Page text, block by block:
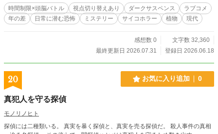
体事件』に関わる動画だった。 天才作家は花の知識で推察を
語り、担当編集は石の知識で状況を把握する。 その果てに、
明かされる残酷で儚い物語とは――。 時間制限×頭脳バトル
時間制限×頭脳バトル 視点切り替えあり ダークサスペンス
ラブコメ
年の差
日常に潜む恐怖 ミステリー サイコホラー 植物 現代
感想数 0
文字数 32,360
最終更新日 2026.07.31
登録日 2026.06.18
20 お気に入り追加 0
真犯人を守る探偵
モノリノヒト
探偵には二種類いる。 真実を暴く探偵と、真実を売る探偵だ。 殺人事件の真相